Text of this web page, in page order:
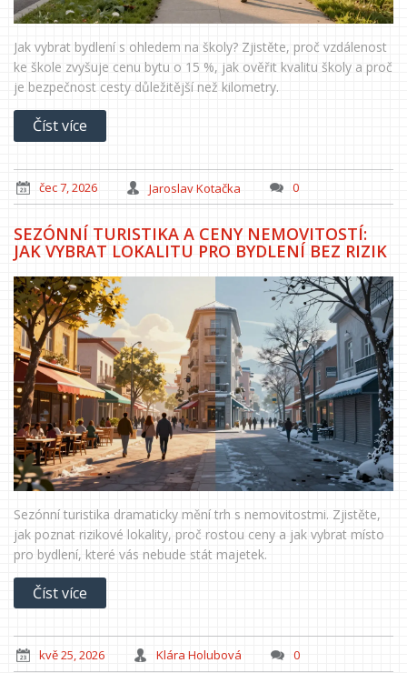
Jak vybrat bydlení s ohledem na školy? Zjistěte, proč vzdálenost
ke škole zvyšuje cenu bytu o 15 %, jak ověřit kvalitu školy a proč
je bezpečnost cesty důležitější než kilometry.
Číst více
čec 7, 2026 Jaroslav Kotačka 0
SEZÓNNÍ TURISTIKA A CENY NEMOVITOSTÍ:
JAK VYBRAT LOKALITU PRO BYDLENÍ BEZ RIZIK
Sezónní turistika dramaticky mění trh s nemovitostmi. Zjistěte,
jak poznat rizikové lokality, proč rostou ceny a jak vybrat místo
pro bydlení, které vás nebude stát majetek.
Číst více
kvě 25, 2026 Klára Holubová 0